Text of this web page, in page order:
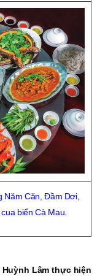
Năm Căn, Ðầm Dơi,
biển Cà Mau.
Huỳnh Lâm thực hiện